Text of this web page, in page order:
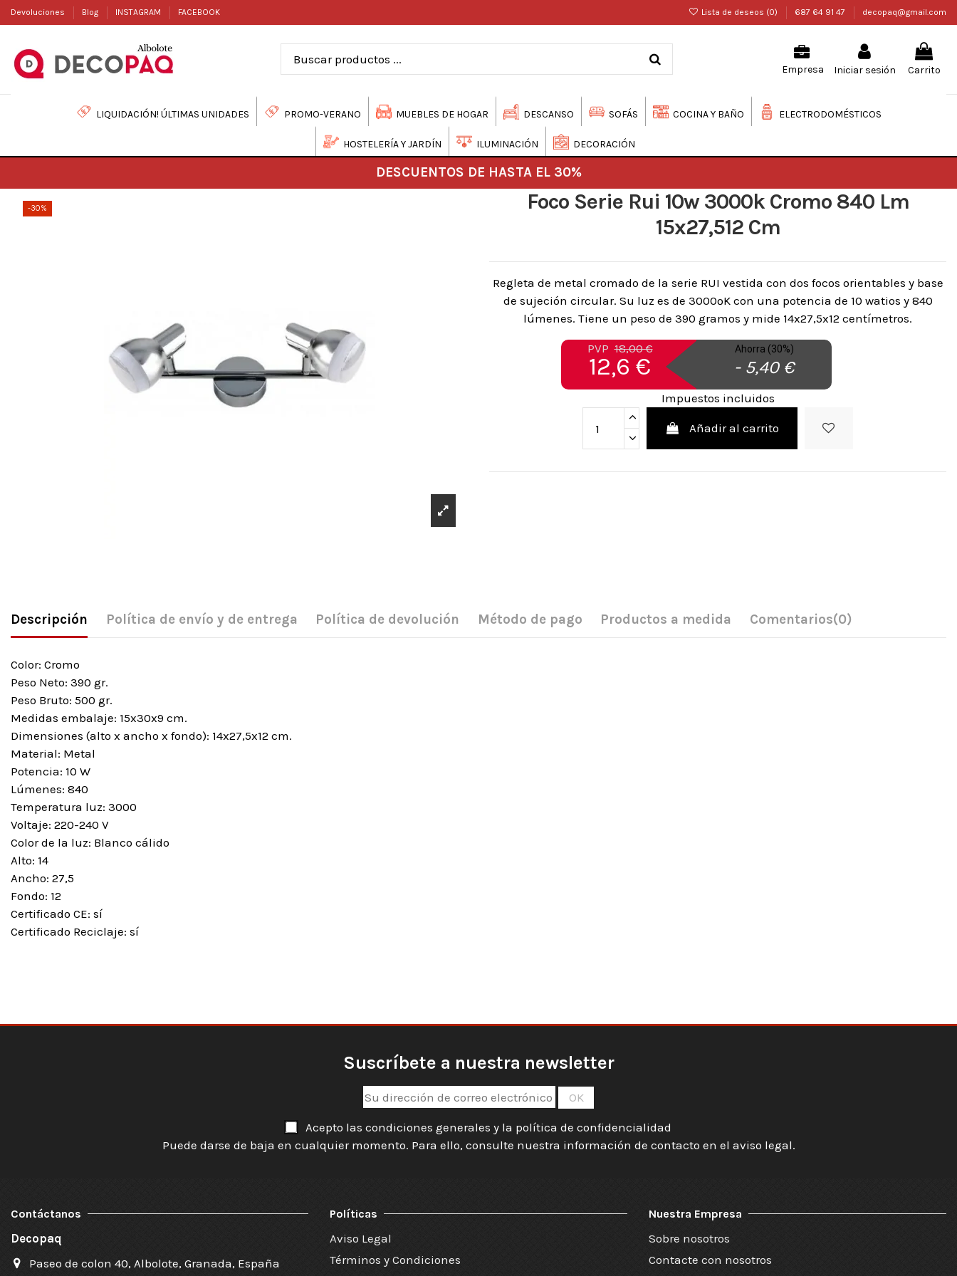
Devoluciones Blog INSTAGRAM FACEBOOK Lista de deseos (0) 687 64 91 47 decopaq@gmail.com
Empresa Iniciar sesión Carrito
LIQUIDACIÓN! ÚLTIMAS UNIDADES PROMO-VERANO MUEBLES DE HOGAR DESCANSO SOFÁS COCINA Y BAÑO ELECTRODOMÉSTICOS
HOSTELERÍA Y JARDÍN ILUMINACIÓN DECORACIÓN
DESCUENTOS DE HASTA EL 30%
-30%
Foco Serie Rui 10w 3000k Cromo 840 Lm
15x27,512 Cm
Regleta de metal cromado de la serie RUI vestida con dos focos orientables y base
de sujeción circular. Su luz es de 3000ºK con una potencia de 10 watios y 840
lúmenes. Tiene un peso de 390 gramos y mide 14x27,5x12 centímetros.
PVP18,00 €
12,6 €
Ahorra (30%)
- 5,40 €
Impuestos incluidos
Añadir al carrito
Descripción Política de envío y de entrega Política de devolución Método de pago Productos a medida Comentarios(0)
Color: Cromo
Peso Neto: 390 gr.
Peso Bruto: 500 gr.
Medidas embalaje: 15x30x9 cm.
Dimensiones (alto x ancho x fondo): 14x27,5x12 cm.
Material: Metal
Potencia: 10 W
Lúmenes: 840
Temperatura luz: 3000
Voltaje: 220-240 V
Color de la luz: Blanco cálido
Alto: 14
Ancho: 27,5
Fondo: 12
Certificado CE: sí
Certificado Reciclaje: sí
Suscríbete a nuestra newsletter
Acepto las condiciones generales y la política de confidencialidad
Puede darse de baja en cualquier momento. Para ello, consulte nuestra información de contacto en el aviso legal.
Contáctanos
Decopaq
Paseo de colon 40, Albolote, Granada, España
Políticas
Aviso Legal
Términos y Condiciones
Nuestra Empresa
Sobre nosotros
Contacte con nosotros